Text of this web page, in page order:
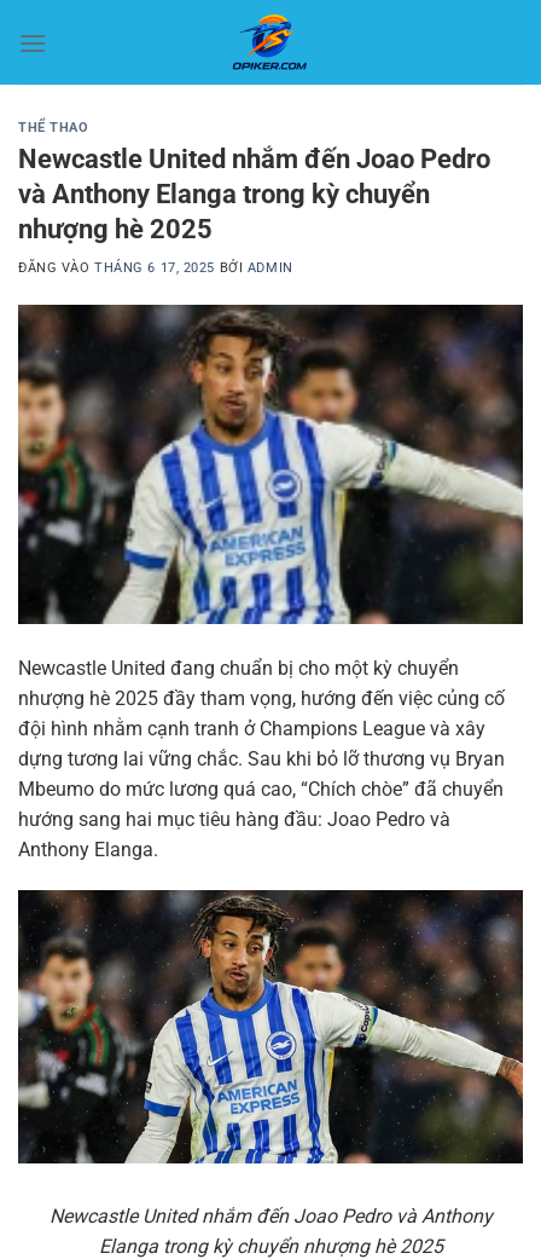
qua
THỂ THAO
Newcastle United nhắm đến Joao Pedro
và Anthony Elanga trong kỳ chuyển
nhượng hè 2025
ĐĂNG VÀOTHÁNG 6 17, 2025 BỞI ADMIN
Newcastle United đang chuẩn bị cho một kỳ chuyển
nhượng hè 2025 đầy tham vọng, hướng đến việc củng cố
đội hình nhằm cạnh tranh ở Champions League và xây
dựng tương lai vững chắc. Sau khi bỏ lỡ thương vụ Bryan
Mbeumo do mức lương quá cao, “Chích chòe” đã chuyển
hướng sang hai mục tiêu hàng đầu: Joao Pedro và
Anthony Elanga.
Newcastle United nhắm đến Joao Pedro và Anthony
Elanga trong kỳ chuyển nhượng hè 2025